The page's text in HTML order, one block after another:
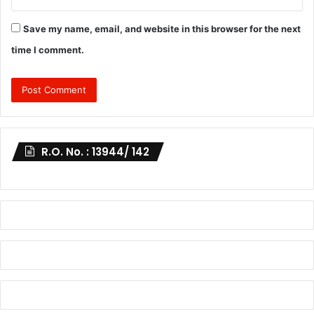
Save my name, email, and website in this browser for the next
time I comment.
R.O. No. : 13944/ 142